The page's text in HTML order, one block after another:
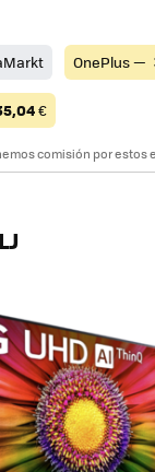
OnePlus —
€
comisión por estos